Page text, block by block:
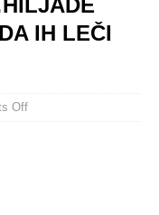
IH LEČI
Off